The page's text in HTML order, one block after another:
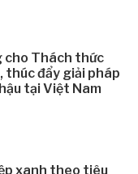
cho Thách thức
thúc đẩy giải pháp
tại Việt Nam
xanh theo tiêu